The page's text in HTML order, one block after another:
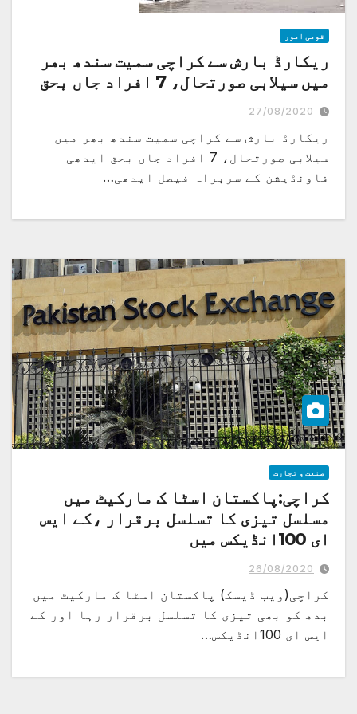
قومی امور
ریکارڈ بارش سے کراچی سمیت سندھ بھر
میں سیلابی صورتحال، 7 افراد جاں بحق
27/08/2020
ریکارڈ بارش سے کراچی سمیت سندھ بھر میں
سیلابی صورتحال، 7 افراد جاں بحق ایدھی
فاونڈیشن کے سربراہ فیصل ایدھی…
صنعت و تجارت
کراچی:پاکستان اسٹا ک مارکیٹ میں
مسلسل تیزی کا تسلسل برقرار ،کے ایس
ای 100انڈیکس میں
مزید569.77پوائنٹس کا اضافہ26/08/2020
کراچی(ویب ڈیسک) پاکستان اسٹا ک مارکیٹ میں
بدھ کو بھی تیزی کا تسلسل برقرار رہا اور کے
ایس ای 100انڈیکس…